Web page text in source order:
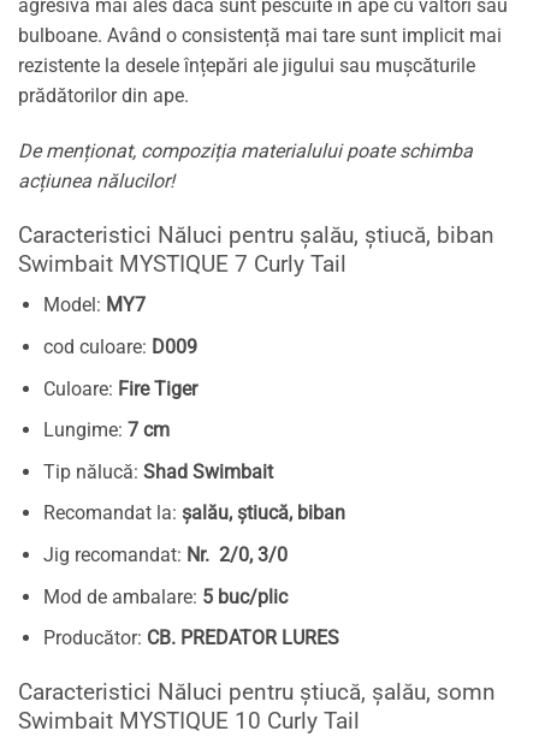
agresivă mai ales dacă sunt pescuite în ape cu vâltori sau
bulboane. Având o consistență mai tare sunt implicit mai
rezistente la desele înțepări ale jigului sau mușcăturile
prădătorilor din ape.
De menționat, compoziția materialului poate schimba
acțiunea nălucilor!
Caracteristici Năluci pentru șalău, știucă, biban
Swimbait MYSTIQUE 7 Curly Tail
Model: MY7
cod culoare: D009
Culoare: Fire Tiger
Lungime: 7 cm
Tip nălucă: Shad Swimbait
Recomandat la: șalău, știucă, biban
Jig recomandat: Nr. 2/0, 3/0
Mod de ambalare: 5 buc/plic
Producător: CB. PREDATOR LURES
Caracteristici Năluci pentru știucă, șalău, somn
Swimbait MYSTIQUE 10 Curly Tail